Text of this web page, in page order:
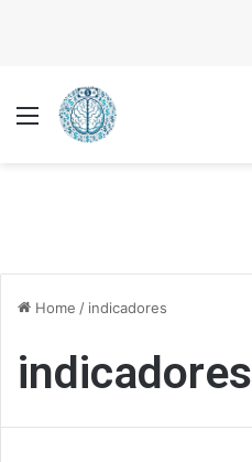
Menu
Home / indicadores
indicadores